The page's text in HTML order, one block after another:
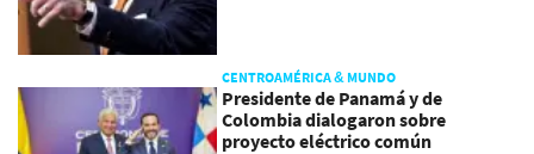
CENTROAMÉRICA & MUNDO
Presidente de Panamá y de
Colombia dialogaron sobre
proyecto eléctrico común